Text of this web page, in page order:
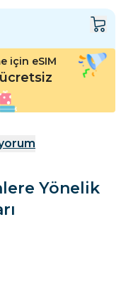
için eSIM
Yönelik